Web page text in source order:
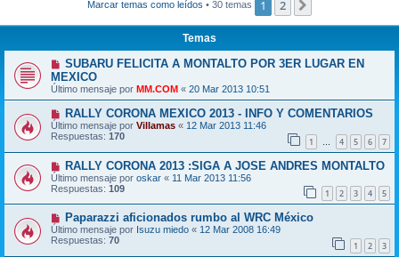
Marcar temas como leídos • 30 temas 1 2
Temas
SUBARU FELICITA A MONTALTO POR 3ER LUGAR EN
MEXICO
Último mensaje por MM.COM « 20 Mar 2013 10:51
RALLY CORONA MEXICO 2013 - INFO Y COMENTARIOS
Último mensaje por Villamas « 12 Mar 2013 11:46
Respuestas: 170 1 … 4 5 6 7
RALLY CORONA 2013 :SIGA A JOSE ANDRES MONTALTO
Último mensaje por oskar « 11 Mar 2013 11:56
Respuestas: 109 1 2 3 4 5
Paparazzi aficionados rumbo al WRC México
Último mensaje por Isuzu miedo « 12 Mar 2008 16:49
Respuestas: 70 1 2 3